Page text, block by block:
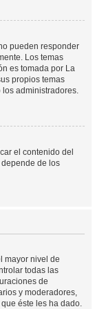
pueden responder
Los temas
es tomada por La
propios temas
administradores.
el contenido del
de los
mayor nivel de
todas las
de
y moderadores,
éste les ha dado.